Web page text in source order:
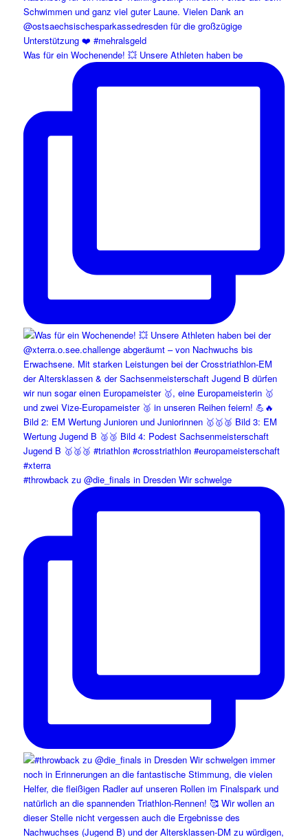
Was für ein Wochenende! 💥 Unsere Athleten haben be
#throwback zu @die_finals in Dresden Wir schwelge